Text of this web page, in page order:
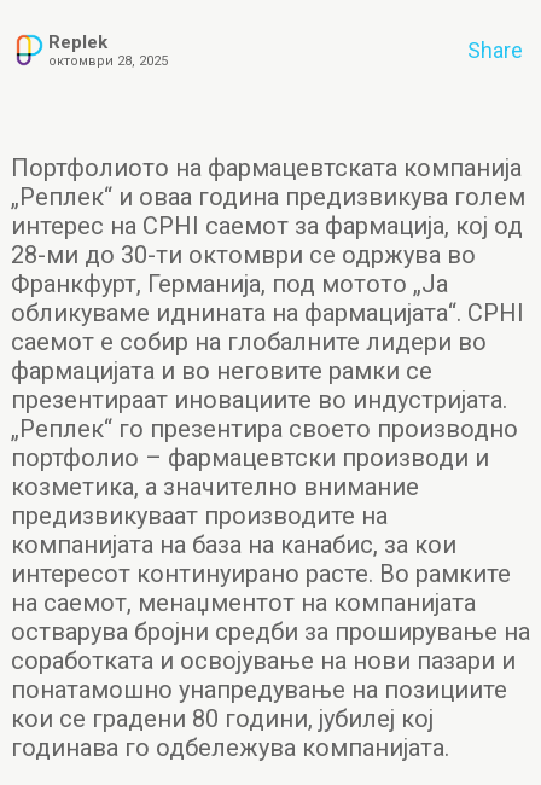
Replek
октомври 28, 2025 Share
Портфолиото на фармацевтската компанија
„Реплек“ и оваа година предизвикува голем
интерес на CPHI саемот за фармација, кој од
28-ми до 30-ти октомври се одржува во
Франкфурт, Германија, под мотото „Ја
обликуваме иднината на фармацијата“. CPHI
саемот е собир на глобалните лидери во
фармацијата и во неговите рамки се
презентираат иновациите во индустријата.
„Реплек“ го презентира своето производно
портфолио – фармацевтски производи и
козметика, а значително внимание
предизвикуваат производите на
компанијата на база на канабис, за кои
интересот континуирано расте. Во рамките
на саемот, менаџментот на компанијата
остварува бројни средби за проширување на
соработката и освојување на нови пазари и
понатамошно унапредување на позициите
кои се градени 80 години, јубилеј кој
годинава го одбележува компанијата.